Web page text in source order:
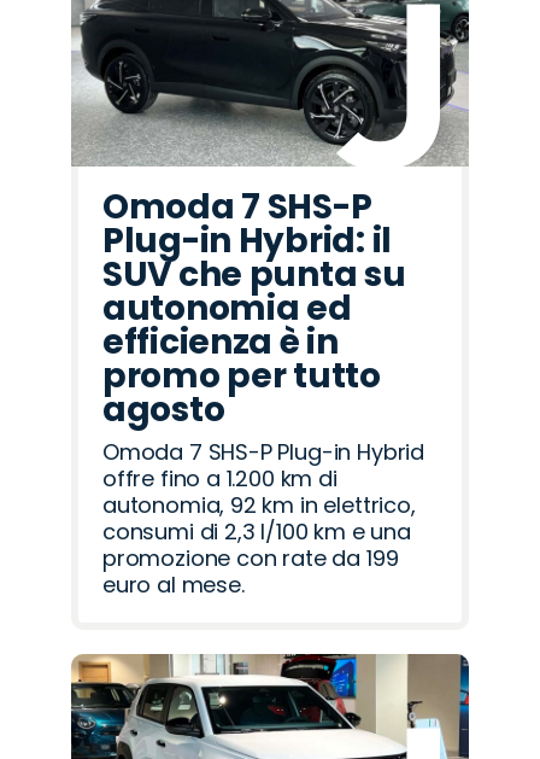
Omoda 7 SHS-P
Plug-in Hybrid: il
SUV che punta su
autonomia ed
efficienza è in
promo per tutto
agosto
Omoda 7 SHS-P Plug-in Hybrid
offre fino a 1.200 km di
autonomia, 92 km in elettrico,
consumi di 2,3 l/100 km e una
promozione con rate da 199
euro al mese.